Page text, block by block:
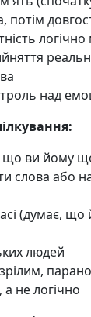
потім
над
що ви йому
слова або
(думає, що
людей
не логічно